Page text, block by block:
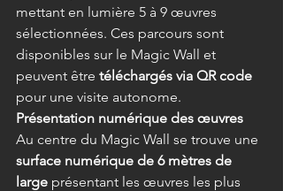
mettant en lumière 5 à 9 œuvres
sélectionnées. Ces parcours sont
disponibles sur le Magic Wall et
peuvent être téléchargés via QR code
pour une visite autonome.
Présentation numérique des œuvres
Au centre du Magic Wall se trouve une
surface numérique de 6 mètres de
large présentant les œuvres les plus